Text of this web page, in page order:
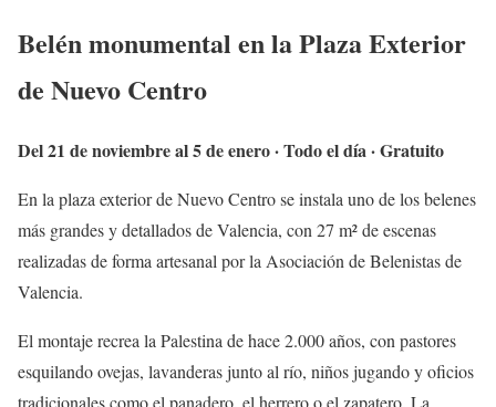
Belén monumental en la Plaza Exterior
de Nuevo Centro
Del 21 de noviembre al 5 de enero · Todo el día · Gratuito
En la plaza exterior de Nuevo Centro se instala uno de los belenes
más grandes y detallados de Valencia, con 27 m² de escenas
realizadas de forma artesanal por la Asociación de Belenistas de
Valencia.
El montaje recrea la Palestina de hace 2.000 años, con pastores
esquilando ovejas, lavanderas junto al río, niños jugando y oficios
tradicionales como el panadero, el herrero o el zapatero. La